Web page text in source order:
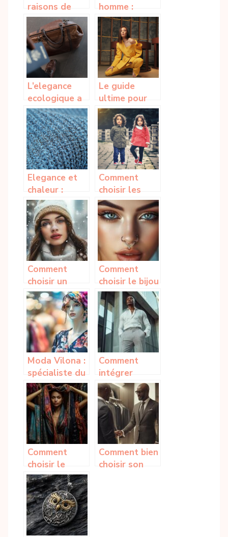
raisons de
s’acheter une
cagoule !
homme :
tendances
incontournables
pour un style
moderne
L’elegance
ecologique a
travers les
sacs en liege
Le guide
ultime pour
maitriser le
look femme
40 ans
Elegance et
chaleur :
l’echarpe en
pure laine
vierge
Comment
choisir les
chaussures à
la mode pour
votre enfant
Comment
choisir un
bonnet en
cachemire
pour affronter
l’hiver avec
style
Comment
choisir le bijou
de nez parfait
selon votre
style et vos
besoins
Moda Vilona :
spécialiste du
prêt à porter
féminin à
petits prix
Comment
intégrer
l’ensemble
plissé pour
homme dans
votre garde-
robe
Comment
choisir le
foulard
parfait pour
sublimer votre
style
Comment bien
choisir son